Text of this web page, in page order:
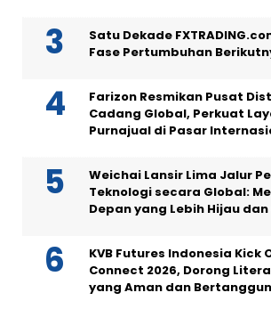
Satu Dekade
Fase Pertumbuhan
Farizon Resmikan Pusat
Cadang Global, Perkuat
Purnajual di Pasar
Weichai Lansir Lima Jalur
Teknologi secara Global:
Depan yang Lebih Hijau
KVB Futures Indonesia Kick
Connect 2026, Dorong
yang Aman dan